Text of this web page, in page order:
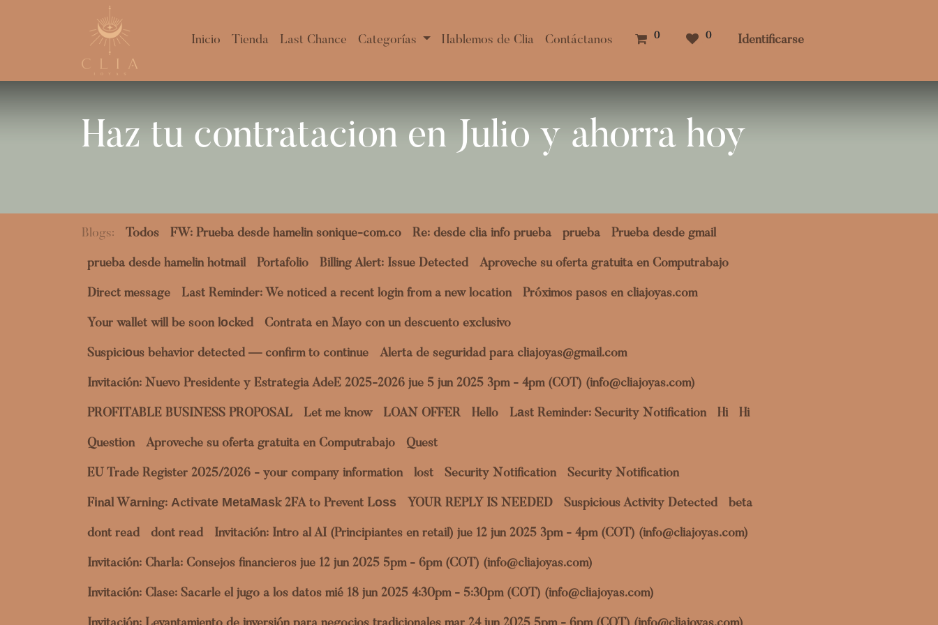
Inicio Tienda Last Chance Categorías Hablemos de Clia Contáctanos 0 0 Identificarse
Haz tu contratacion en Julio y ahorra hoy
Blogs: Todos FW: Prueba desde hamelin sonique-com.co Re: desde clia info prueba prueba Prueba desde gmail
prueba desde hamelin hotmail Portafolio Billing Alert: Issue Detected Aproveche su oferta gratuita en Computrabajo
Direct message Last Reminder: We noticed a recent login from a new location Próximos pasos en cliajoyas.com
Your wallet will be soon lоcked Contrata en Mayo con un descuento exclusivo
Suspiciоus behavior detected — confirm to continue Alerta de seguridad para cliajoyas@gmail.com
Invitación: Nuevo Presidente y Estrategia AdeE 2025-2026 jue 5 jun 2025 3pm - 4pm (COT) (info@cliajoyas.com)
PROFITABLE BUSINESS PROPOSAL Let me know LOAN OFFER Hello Lаst Reminder: Security Notification Hi Hi
Question Aproveche su oferta gratuita en Computrabajo Quest
EU Trade Register 2025/2026 - your company information lost Security Notification Security Notification
Fіnаl Wаrnіng: Аctіvаtе МеtаМаѕk 2FA to Prevent Lоѕѕ YOUR REPLY IS NEEDED Suspicious Activity Detected beta
dont read dont read Invitación: Intro al AI (Principiantes en retail) jue 12 jun 2025 3pm - 4pm (COT) (info@cliajoyas.com)
Invitación: Charla: Consejos financieros jue 12 jun 2025 5pm - 6pm (COT) (info@cliajoyas.com)
Invitación: Clase: Sacarle el jugo a los datos mié 18 jun 2025 4:30pm - 5:30pm (COT) (info@cliajoyas.com)